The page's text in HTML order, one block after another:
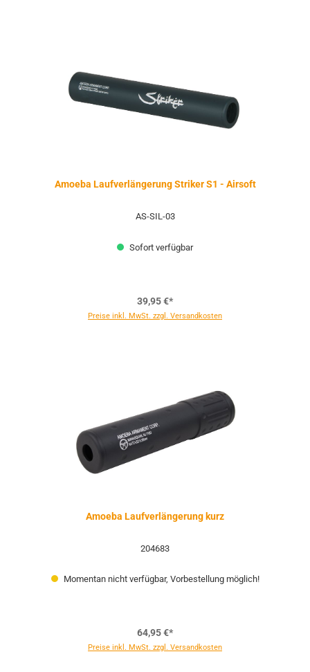
Amoeba Laufverlängerung Striker S1 - Airsoft
AS-SIL-03
Sofort verfügbar
39,95 €*
Preise inkl. MwSt. zzgl. Versandkosten
Amoeba Laufverlängerung kurz
204683
Momentan nicht verfügbar, Vorbestellung möglich!
64,95 €*
Preise inkl. MwSt. zzgl. Versandkosten